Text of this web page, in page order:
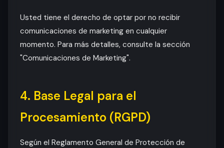
Usted tiene el derecho de optar por no recibir
comunicaciones de marketing en cualquier
momento. Para más detalles, consulte la sección
"Comunicaciones de Marketing".
4. Base Legal para el
Procesamiento (RGPD)
Según el Reglamento General de Protección de